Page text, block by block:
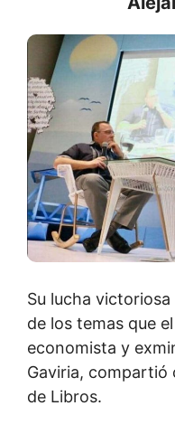
Su lucha
de los temas que
economista y
Gaviria, compartió
de Libros.